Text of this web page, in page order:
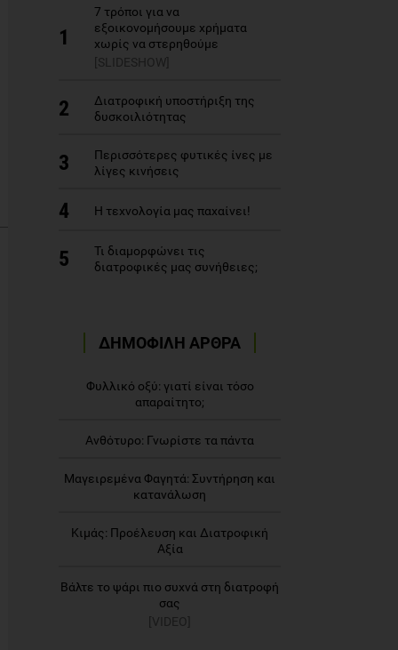
1
7 τρόποι για να
εξοικονομήσουμε χρήματα
χωρίς να στερηθούμε
[SLIDESHOW]
2
Διατροφική υποστήριξη της
δυσκοιλιότητας
3
Περισσότερες φυτικές ίνες με
λίγες κινήσεις
4 Η τεχνολογία μας παχαίνει!
5
Τι διαμορφώνει τις
διατροφικές μας συνήθειες;
ΔΗΜΟΦΙΛΗ ΑΡΘΡΑ
Φυλλικό οξύ: γιατί είναι τόσο
απαραίτητο;
Ανθότυρο: Γνωρίστε τα πάντα
Μαγειρεμένα Φαγητά: Συντήρηση και
κατανάλωση
Κιμάς: Προέλευση και Διατροφική
Αξία
Βάλτε το ψάρι πιο συχνά στη διατροφή
σας
[VIDEO]